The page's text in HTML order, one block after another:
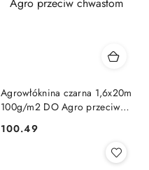
Agrowłóknina czarna 1,6x20m
100g/m2 DO Agro przeciw
Cena:
100.49